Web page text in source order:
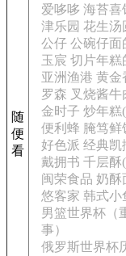
随
便
看
爱哆哆 海苔喜
津乐园 花生汤
公仔 公碗仔面
玉宸 切片年糕
亚洲渔港 黄
罗森 叉烧酱
金时子 炒年糕
便利蜂 腌笃鲜
好色派 经典凯
戴拥书 千层酥
闽荣食品 奶
悠客家 韩式
男篮世界杯（
事）
俄罗斯世界杯